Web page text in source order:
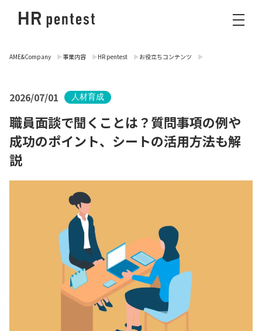
AME&Company 事業内容 HR pentest お役立ちコンテンツ
2026/07/01 人材育成
職員面談で聞くことは？質問事項の例や
成功のポイント、シートの活用方法も解
説